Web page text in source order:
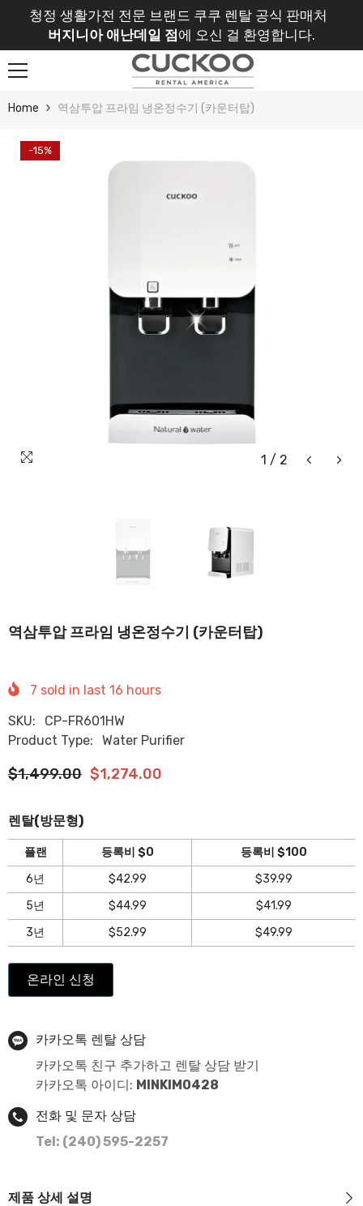
Skip To Content
청정 생활가전 전문 브랜드 쿠쿠 렌탈 공식 판매처
버지니아 애난데일 점에 오신 걸 환영합니다.
Home 역삼투압 프라임 냉온정수기 (카운터탑)
-15%
1 / 2
역삼투압 프라임 냉온정수기 (카운터탑)
7 sold in last 16 hours
SKU:
CP-FR601HW
Product Type:
Water Purifier
$1,499.00 $1,274.00
렌탈(방문형)
플랜 등록비 $0
등록비 $100
6년
$42.99
$39.99
5년
$44.99
$41.99
3년
$52.99 $49.99
온라인 신청
카카오톡 렌탈 상담
카카오톡 친구 추가하고 렌탈 상담 받기
카카오톡 아이디: MINKIM0428
전화 및 문자 상담
Tel: (240) 595-2257
제품 상세 설명